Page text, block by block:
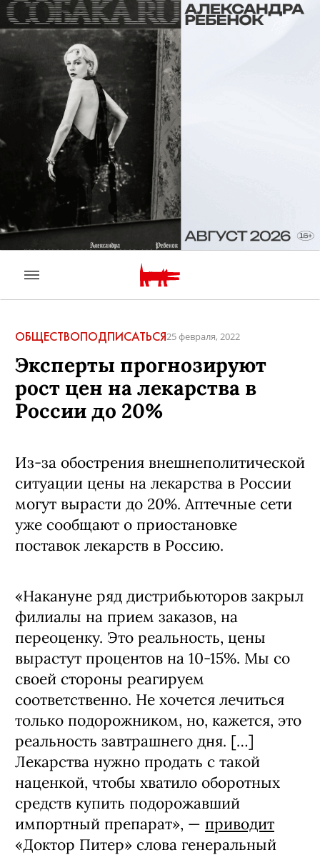
ОБЩЕСТВОПОДПИСАТЬСЯ25 февраля, 2022
Эксперты прогнозируют
рост цен на лекарства в
России до 20%
Из-за обострения внешнеполитической
ситуации цены на лекарства в России
могут вырасти до 20%. Аптечные сети
уже сообщают о приостановке
поставок лекарств в Россию.
«Накануне ряд дистрибьюторов закрыл
филиалы на прием заказов, на
переоценку. Это реальность, цены
вырастут процентов на 10-15%. Мы со
своей стороны реагируем
соответственно. Не хочется лечиться
только подорожником, но, кажется, это
реальность завтрашнего дня. […]
Лекарства нужно продать с такой
наценкой, чтобы хватило оборотных
средств купить подорожавший
импортный препарат», — приводит
«Доктор Питер» слова генеральный